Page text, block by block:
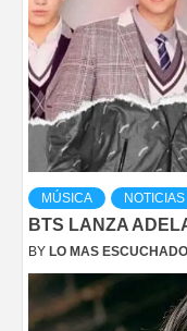
MÚSICA NOTICIAS
BTS LANZA
BY LO MAS ESCUCHADO